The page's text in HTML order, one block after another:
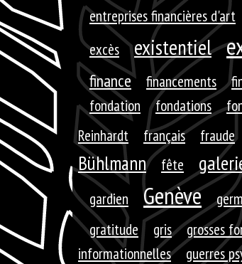
entreprises financières d'art
excès existentiel
finance financements
fondation fondations
Reinhardt
français fraude
Bühlmann
fête
gardien Genève
gratitude
gris grosses
informationnelles
guerres